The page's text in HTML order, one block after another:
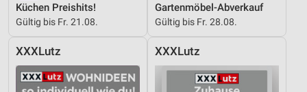
Küchen Preishits!
Gültig bis Fr. 21.08.
Gartenmöbel-Abverkauf
Gültig bis Fr. 28.08.
XXXLutz XXXLutz